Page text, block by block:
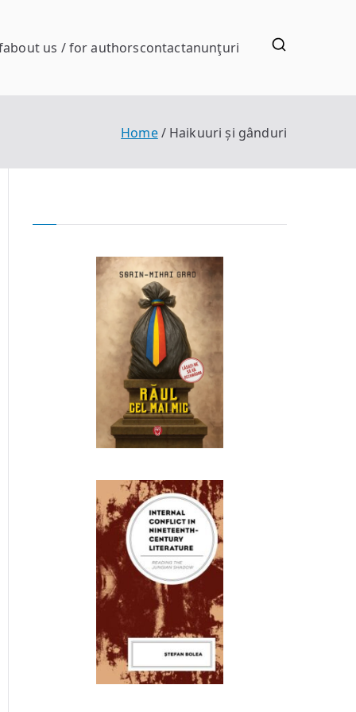
about us / for authorscontactanunţuri
Home Haikuuri și gânduri